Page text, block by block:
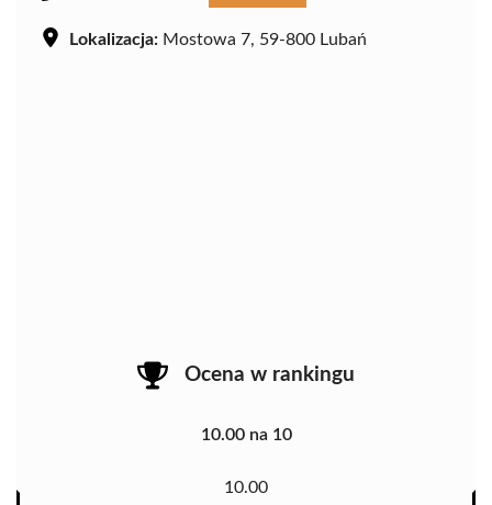
Lokalizacja: Mostowa 7, 59-800 Lubań
Ocena w rankingu
10.00 na 10
10.00